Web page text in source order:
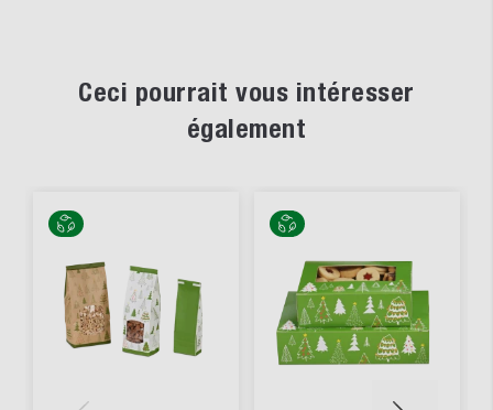
Ceci pourrait vous intéresser
également